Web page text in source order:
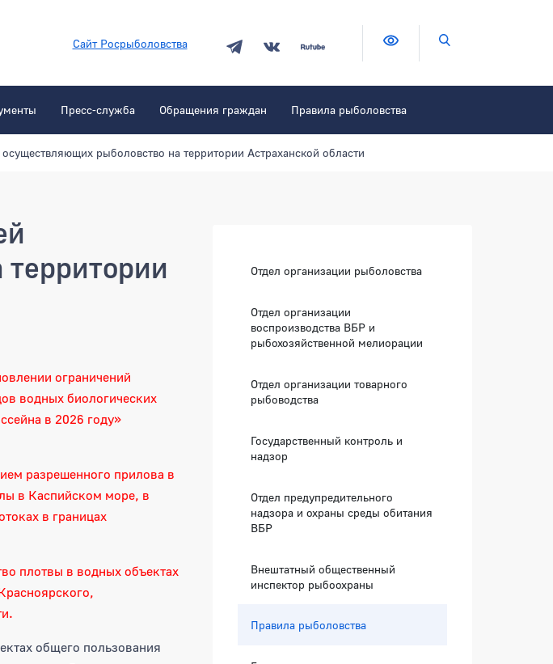
Сайт Росрыболовства Версия для слабовидящих
Пресс-служба Обращения граждан Правила рыболовства
рыболовство на территории Астраханской области
ограничений
водных биологических
в 2026 году»
разрешенного прилова в
в Каспийском море, в
в границах
плотвы в водных объектах
общего пользования
Отдел организации рыболовства
Отдел организации
воспроизводства ВБР и
рыбохозяйственной мелиорации
Отдел организации товарного
рыбоводства
Государственный контроль и
надзор
Отдел предупредительного
надзора и охраны среды обитания
ВБР
Внештатный общественный
инспектор рыбоохраны
Правила рыболовства